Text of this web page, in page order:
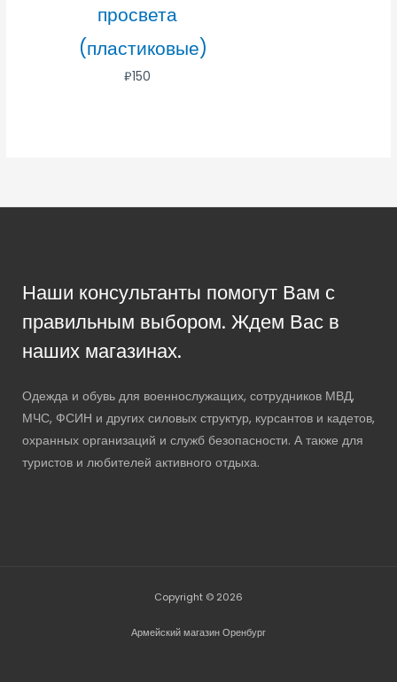
просвета
(пластиковые)
₽150
Наши консультанты помогут Вам с
правильным выбором. Ждем Вас в
наших магазинах.
Одежда и обувь для военнослужащих, сотрудников МВД,
МЧС, ФСИН и других силовых структур, курсантов и кадетов,
охранных организаций и служб безопасности. А также для
туристов и любителей активного отдыха.
Copyright © 2026
Армейский магазин Оренбург